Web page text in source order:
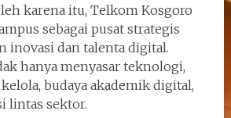
karena itu, Telkom Kosgoro
sebagai pusat strategis
inovasi dan talenta digital.
hanya menyasar teknologi,
budaya akademik digital,
lintas sektor.